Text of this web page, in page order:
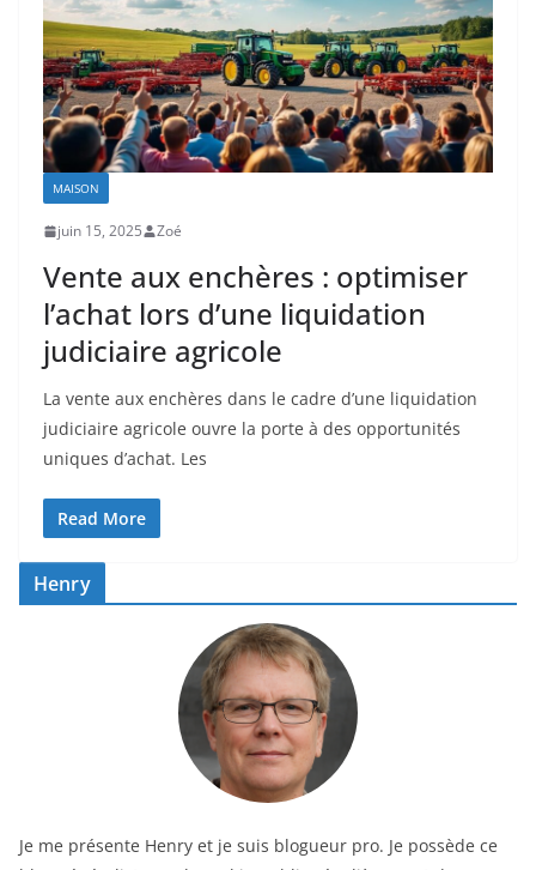
MAISON
juin 15, 2025 Zoé
Vente aux enchères : optimiser
l’achat lors d’une liquidation
judiciaire agricole
La vente aux enchères dans le cadre d’une liquidation
judiciaire agricole ouvre la porte à des opportunités
uniques d’achat. Les
Read More
Henry
Je me présente Henry et je suis blogueur pro. Je possède ce